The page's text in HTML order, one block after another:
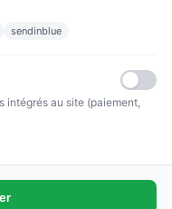
sendinblue
intégrés au site (paiement,